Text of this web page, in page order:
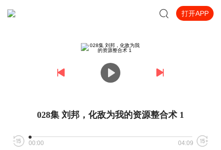
打开APP
028集 刘邦，化敌为我的资源整合术 1
00:00 04:09